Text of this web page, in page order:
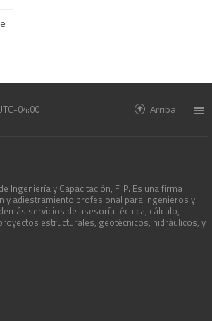
04:00 Arriba
Ingeniería y Capacitación, F. P. Es una firma
y adiestramiento profesional para Ingenieros y
servicios de asesoría técnica, cálculo,
estructurales, geotécnicos, hidráulicos, y